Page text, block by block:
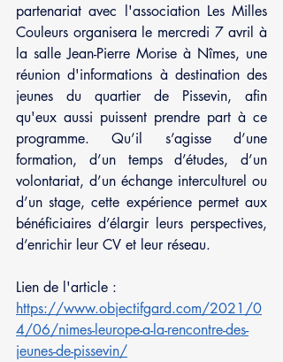
partenariat avec l'association Les Milles
Couleurs organisera le mercredi 7 avril à
la salle Jean-Pierre Morise à Nîmes, une
réunion d'informations à destination des
jeunes du quartier de Pissevin, afin
qu'eux aussi puissent prendre part à ce
programme. Qu’il s’agisse d’une
formation, d’un temps d’études, d’un
volontariat, d’un échange interculturel ou
d’un stage, cette expérience permet aux
bénéficiaires d’élargir leurs perspectives,
d’enrichir leur CV et leur réseau.
Lien de l'article :
https://www.objectifgard.com/2021/0
4/06/nimes-leurope-a-la-rencontre-des-
jeunes-de-pissevin/